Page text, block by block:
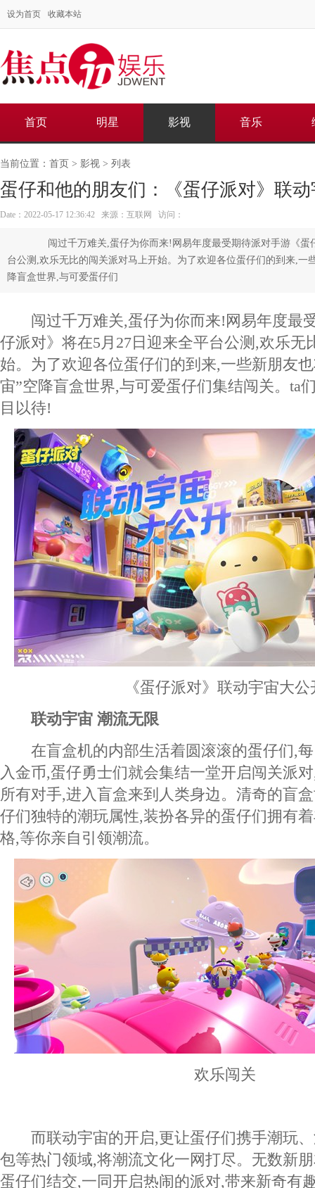
设为首页 收藏本站
首页 明星 影视 音乐
当前位置： 首页 > 影视 > 列表
蛋仔和他的朋友们：《蛋仔派对》联
Date：2022-05-17 12:36:42 来源：互联网 访问：
闯过千万难关,蛋仔为你而来!网易年度最受期待派对手游《蛋
台公测,欢乐无比的闯关派对马上开始。为了欢迎各位蛋仔们的到来,一
降盲盒世界,与可爱蛋仔们
闯过千万难关,蛋仔为你而来!网易年度最
仔派对》将在5月27日迎来全平台公测,欢乐无
始。为了欢迎各位蛋仔们的到来,一些新朋友
宙”空降盲盒世界,与可爱蛋仔们集结闯关。ta
目以待!
《蛋仔派对》联动宇宙大公
联动宇宙 潮流无限
在盲盒机的内部生活着圆滚滚的蛋仔们,每
入金币,蛋仔勇士们就会集结一堂开启闯关派
所有对手,进入盲盒来到人类身边。清奇的盲
仔们独特的潮玩属性,装扮各异的蛋仔们拥有
格,等你亲自引领潮流。
欢乐闯关
而联动宇宙的开启,更让蛋仔们携手潮玩、
包等热门领域,将潮流文化一网打尽。无数新
蛋仔们结交,一同开启热闹的派对,带来新奇有